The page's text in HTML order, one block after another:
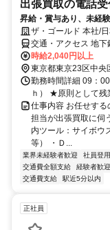
出張買取の電話
昇給・賞与あり、未経
ザ・ゴールド 本社/
交通・アクセス 地
時給2,040円以上
東京都東京23区中央
勤務時間詳細 09：
ｈ） ★原則として残
仕事内容 お任せす
担当が出張買取に伺
内ツール：サイボウ
等） ・Ｄ...
業界未経験者歓迎 社員登
交通費全額支給
経験者歓迎
交通費支給
駅近5分以内
正社員